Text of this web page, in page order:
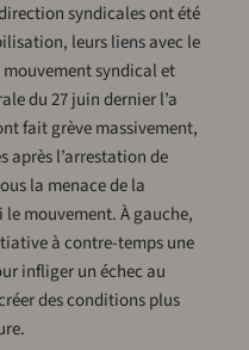
syndicales ont été
leurs liens avec le
syndical et
du 27 juin dernier l’a
fait grève massivement,
après l’arrestation de
la menace de la
le mouvement. À gauche,
à contre-temps une
infliger un échec au
des conditions plus